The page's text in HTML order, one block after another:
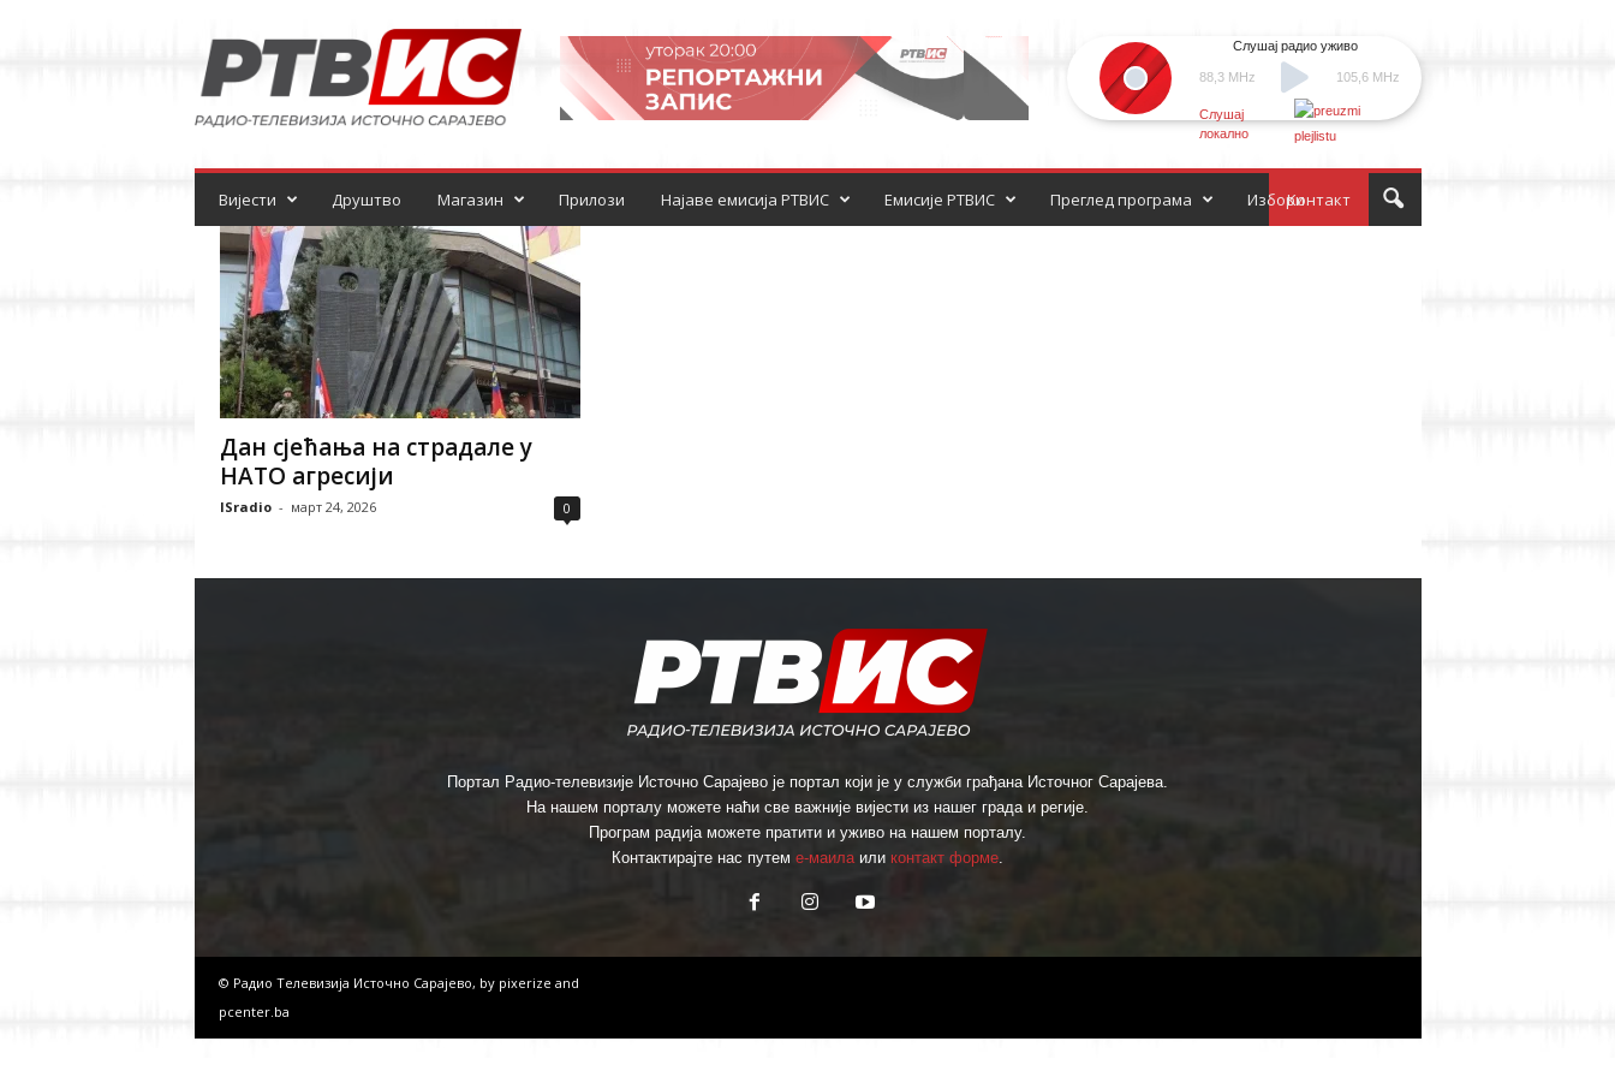
и
о
т
л
88,3 MHz
Слушај радио уживо
105,6 MHz
Слушај
локално
Вијести Друштво Магазин Прилози Најаве емисија РТВИС Емисије РТВИС Контакт
Преглед програма Избори
Дан сјећања на страдале у
НАТО агресији
ISradio - март 24, 2026 0
Портал Радио-телевизије Источно Сарајево је портал који је у служби грађана Источног Сарајева.
На нашем порталу можете наћи све важније вијести из нашег града и регије.
Програм радија можете пратити и уживо на нашем порталу.
Контактирајте нас путем е-маилаили контакт форме.
© Радио Телевизија Источно Сарајево, by pixerize and
pcenter.ba